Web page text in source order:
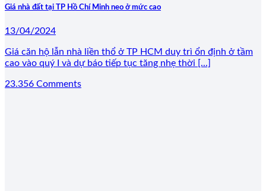
Giá nhà đất tại TP Hồ Chí Minh neo ở mức cao
13/04/2024
Giá căn hộ lẫn nhà liền thổ ở TP HCM duy trì ổn định ở tầm
cao vào quý I và dự báo tiếp tục tăng nhẹ thời [...]
23.356 Comments